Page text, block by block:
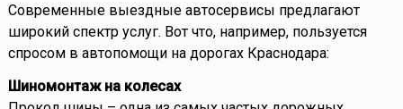
Современные выездные автосервисы предлагают
широкий спектр услуг. Вот что, например, пользуется
спросом в автопомощи на дорогах Краснодара:
Шиномонтаж на колесах